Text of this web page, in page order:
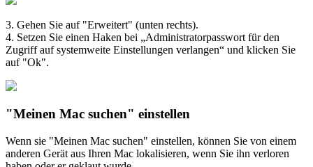
3. Gehen Sie auf "Erweitert" (unten rechts).
4. Setzen Sie einen Haken bei „Administratorpasswort für den
Zugriff auf systemweite Einstellungen verlangen“ und klicken Sie
auf "Ok".
"Meinen Mac suchen" einstellen
Wenn sie "Meinen Mac suchen" einstellen, können Sie von einem
anderen Gerät aus Ihren Mac lokalisieren, wenn Sie ihn verloren